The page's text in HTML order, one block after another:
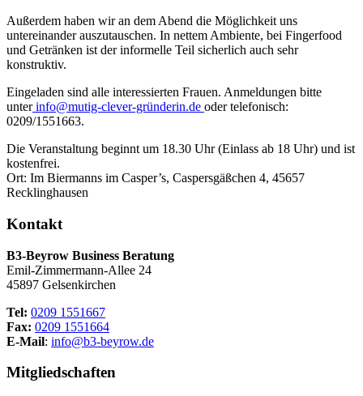
Außerdem haben wir an dem Abend die Möglichkeit uns
untereinander auszutauschen. In nettem Ambiente, bei Fingerfood
und Getränken ist der informelle Teil sicherlich auch sehr
konstruktiv.
Eingeladen sind alle interessierten Frauen. Anmeldungen bitte
unterinfo@mutig-clever-gründerin.de oder telefonisch:
0209/1551663.
Die Veranstaltung beginnt um 18.30 Uhr (Einlass ab 18 Uhr) und ist
kostenfrei.
Ort: Im Biermanns im Casper’s, Caspersgäßchen 4, 45657
Recklinghausen
Kontakt
B3-Beyrow Business Beratung
Emil-Zimmermann-Allee 24
45897 Gelsenkirchen
Tel: 0209 1551667
Fax: 0209 1551664
E-Mail: info@b3-beyrow.de
Mitgliedschaften